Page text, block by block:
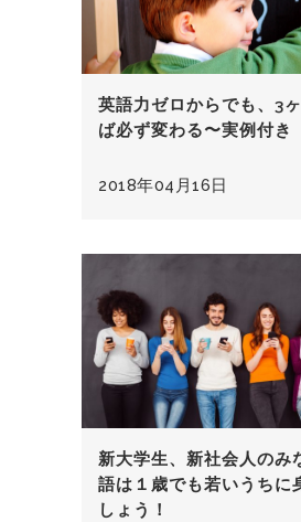
英語力ゼロからでも、3
ば必ず変わる〜実例付き
2018年04月16日
新大学生、新社会人のみ
語は１歳でも若いうちに
しょう！